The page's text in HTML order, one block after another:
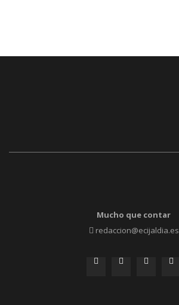
Mucho que contar
redaccion@ecijaldia.es